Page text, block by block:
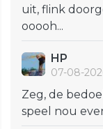
uit, flink
ooooh...
HP
07-08-
Zeg, de
speel nou